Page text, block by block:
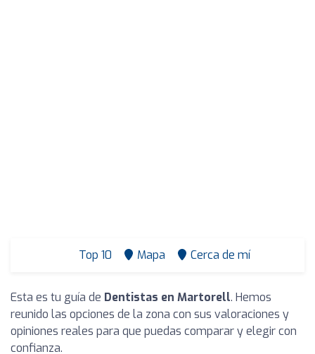
Top 10 Mapa Cerca de mí
Esta es tu guía de Dentistas en Martorell. Hemos
reunido las opciones de la zona con sus valoraciones y
opiniones reales para que puedas comparar y elegir con
confianza.